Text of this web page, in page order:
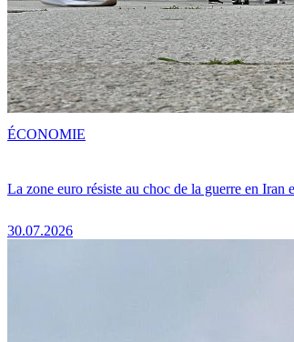
La zone euro résiste au choc de la guerre en Iran
30.07.2026
ÉCONOMIE